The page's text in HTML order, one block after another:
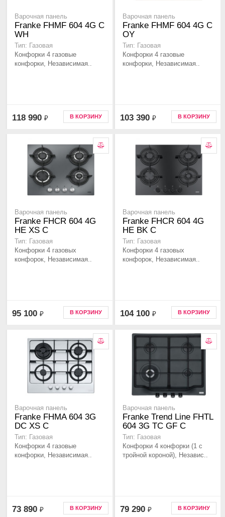
Варочная панель
Franke FHMF 604 4G C
WH
Тип: Газовая
Конфорки 4 газовые
конфорки, Независимая..
118 990 ₽ В КОРЗИНУ
Варочная панель
Franke FHMF 604 4G C
OY
Тип: Газовая
Конфорки 4 газовые
конфорки, Независимая..
103 390 ₽ В КОРЗИНУ
Варочная панель
Franke FHCR 604 4G
HE XS C
Тип: Газовая
Конфорки 4 газовых
конфорок, Независимая..
95 100 ₽ В КОРЗИНУ
Варочная панель
Franke FHCR 604 4G
HE BK C
Тип: Газовая
Конфорки 4 газовых
конфорок, Независимая..
104 100 ₽ В КОРЗИНУ
Варочная панель
Franke FHMA 604 3G
DC XS C
Тип: Газовая
Конфорки 4 газовые
конфорки, Независимая..
73 890 ₽ В КОРЗИНУ
Варочная панель
Franke Trend Line FHTL
604 3G TC GF C
Тип: Газовая
Конфорки 4 конфорки (1 с
тройной короной), Независ..
79 290 ₽ В КОРЗИНУ